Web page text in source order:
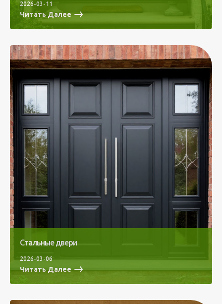
Читать Далее
2026-03-11
Стальные двери
Читать Далее
2026-03-06